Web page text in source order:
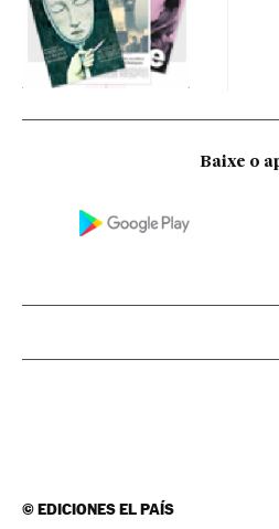
Baixe o
©EDICIONES EL PAÍS